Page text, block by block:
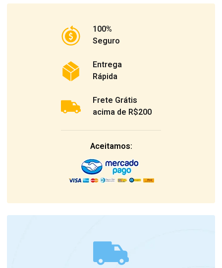
100%
Seguro
Entrega
Rápida
Frete Grátis
acima de R$200
Aceitamos: